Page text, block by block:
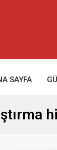
SAYFA